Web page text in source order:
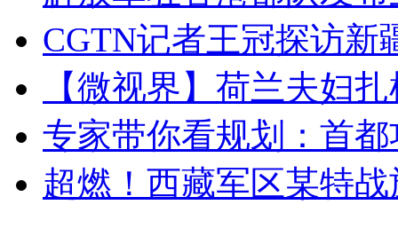
CGTN记者王冠探访新
【微视界】荷兰夫妇
专家带你看规划：首
超燃！西藏军区某特